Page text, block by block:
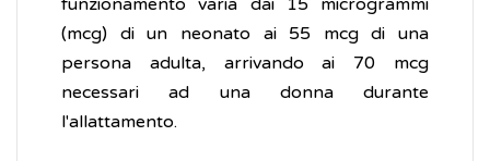
funzionamento varia dai 15 microgrammi
(mcg) di un neonato ai 55 mcg di una
persona adulta, arrivando ai 70 mcg
necessari ad una donna durante
l'allattamento.